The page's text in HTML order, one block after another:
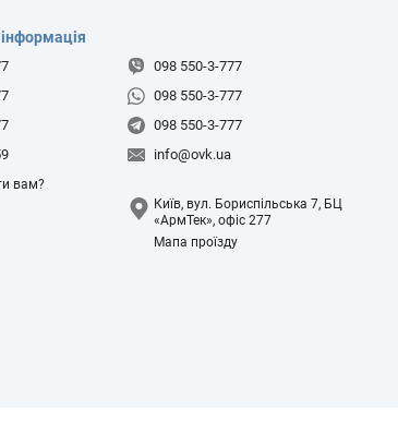
вам?
098 550-3-777
098 550-3-777
098 550-3-777
info@ovk.ua
Київ, вул. Бориспільська 7, БЦ
«АрмТек», офіс 277
Мапа проїзду